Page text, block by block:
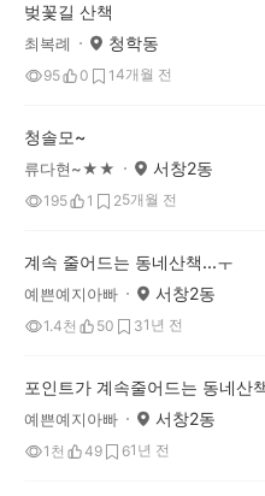
벚꽃길 산책
최복례 청학동
95 0 14개월 전
청솔모~
류다현~★★ 서창2동
195 1 25개월 전
계속 줄어드는 동네산책...ㅜ
예쁜예지아빠 서창2동
1.4천 50 31년 전
포인트가 계속줄어드는 동네산
예쁜예지아빠 서창2동
1천 49 61년 전